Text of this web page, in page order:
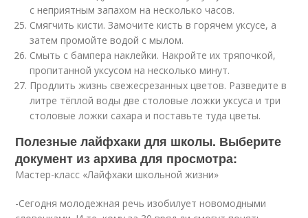
с неприятным запахом на несколько часов.
Смягчить кисти. Замочите кисть в горячем уксусе, а
затем промойте водой с мылом.
Смыть с бампера наклейки. Накройте их тряпочкой,
пропитанной уксусом на несколько минут.
Продлить жизнь свежесрезанных цветов. Разведите в
литре тёплой воды две столовые ложки уксуса и три
столовые ложки сахара и поставьте туда цветы.
Полезные лайфхаки для школы. Выберите
документ из архива для просмотра:
Мастер-класс «Лайфхаки школьной жизни»
-Сегодня молодежная речь изобилует новомодными